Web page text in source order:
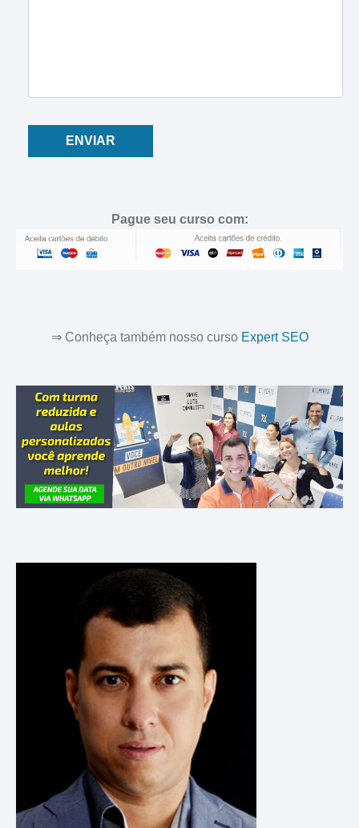
ENVIAR
Pague seu curso com:
⇒ Conheça também nosso cursoExpert SEO